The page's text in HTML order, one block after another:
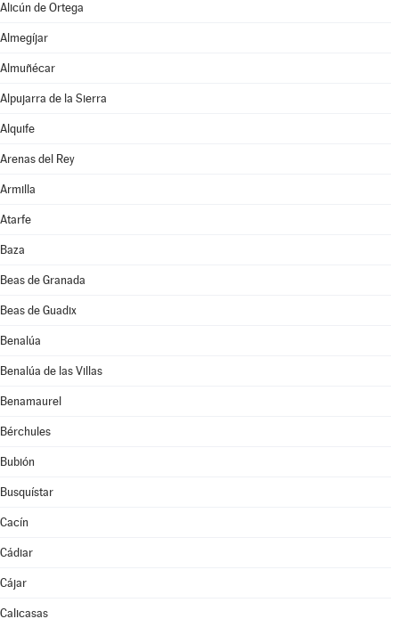
Alicún de Ortega
Almegíjar
Almuñécar
Alpujarra de la Sierra
Alquife
Arenas del Rey
Armilla
Atarfe
Baza
Beas de Granada
Beas de Guadix
Benalúa
Benalúa de las Villas
Benamaurel
Bérchules
Bubión
Busquístar
Cacín
Cádiar
Cájar
Calicasas